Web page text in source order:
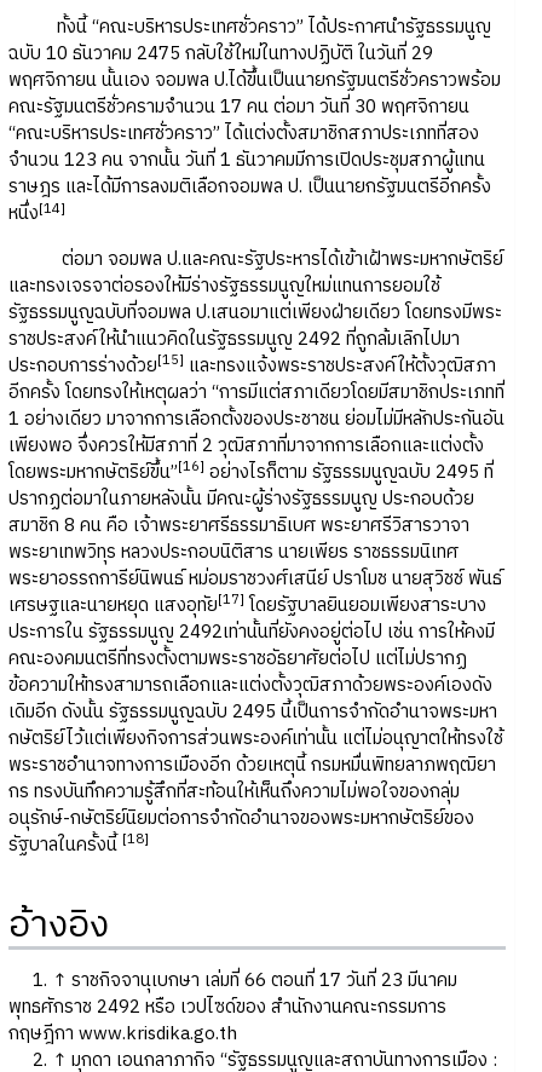
ทั้งนี้ “คณะบริหารประเทศชั่วคราว” ได้ประกาศนำรัฐธรรมนูญ
ฉบับ 10 ธันวาคม 2475 กลับใช้ใหม่ในทางปฏิบัติ ในวันที่ 29
พฤศจิกายน นั้นเอง จอมพล ป.ได้ขึ้นเป็นนายกรัฐมนตรีชั่วคราวพร้อม
คณะรัฐมนตรีชั่วครามจำนวน 17 คน ต่อมา วันที่ 30 พฤศจิกายน
“คณะบริหารประเทศชั่วคราว” ได้แต่งตั้งสมาชิกสภาประเภทที่สอง
จำนวน 123 คน จากนั้น วันที่ 1 ธันวาคมมีการเปิดประชุมสภาผู้แทน
ราษฎร และได้มีการลงมติเลือกจอมพล ป. เป็นนายกรัฐมนตรีอีกครั้ง
หนึ่ง[14]
ต่อมา จอมพล ป.และคณะรัฐประหารได้เข้าเฝ้าพระมหากษัตริย์
และทรงเจรจาต่อรองให้มีร่างรัฐธรรมนูญใหม่แทนการยอมใช้
รัฐธรรมนูญฉบับที่จอมพล ป.เสนอมาแต่เพียงฝ่ายเดียว โดยทรงมีพระ
ราชประสงค์ให้นำแนวคิดในรัฐธรรมนูญ 2492 ที่ถูกล้มเลิกไปมา
ประกอบการร่างด้วย[15] และทรงแจ้งพระราชประสงค์ให้ตั้งวุฒิสภา
อีกครั้ง โดยทรงให้เหตุผลว่า “การมีแต่สภาเดียวโดยมีสมาชิกประเภทที่
1 อย่างเดียว มาจากการเลือกตั้งของประชาชน ย่อมไม่มีหลักประกันอัน
เพียงพอ จึ่งควรให้มีสภาที่ 2 วุฒิสภาที่มาจากการเลือกและแต่งตั้ง
โดยพระมหากษัตริย์ขึ้น”[16] อย่างไรก็ตาม รัฐธรรมนูญฉบับ 2495 ที่
ปรากฏต่อมาในภายหลังนั้น มีคณะผู้ร่างรัฐธรรมนูญ ประกอบด้วย
สมาชิก 8 คน คือ เจ้าพระยาศรีธรรมาธิเบศ พระยาศรีวิสารวาจา
พระยาเทพวิทุร หลวงประกอบนิติสาร นายเพียร ราชธรรมนิเทศ
พระยาอรรถการีย์นิพนธ์ หม่อมราชวงศ์เสนีย์ ปราโมช นายสุวิชช์ พันธ์
เศรษฐและนายหยุด แสงอุทัย[17] โดยรัฐบาลยินยอมเพียงสาระบาง
ประการใน รัฐธรรมนูญ 2492เท่านั้นที่ยังคงอยู่ต่อไป เช่น การให้คงมี
คณะองคมนตรีที่ทรงตั้งตามพระราชอัธยาศัยต่อไป แต่ไม่ปรากฏ
ข้อความให้ทรงสามารถเลือกและแต่งตั้งวุฒิสภาด้วยพระองค์เองดัง
เดิมอีก ดังนั้น รัฐธรรมนูญฉบับ 2495 นี้เป็นการจำกัดอำนาจพระมหา
กษัตริย์ไว้แต่เพียงกิจการส่วนพระองค์เท่านั้น แต่ไม่อนุญาตให้ทรงใช้
พระราชอำนาจทางการเมืองอีก ด้วยเหตุนี้ กรมหมื่นพิทยลาภพฤฒิยา
กร ทรงบันทึกความรู้สึกที่สะท้อนให้เห็นถึงความไม่พอใจของกลุ่ม
อนุรักษ์-กษัตริย์นิยมต่อการจำกัดอำนาจของพระมหากษัตริย์ของ
รัฐบาลในครั้งนี้ [18]
อ้างอิง
1. ↑ ราชกิจจานุเบกษา เล่มที่ 66 ตอนที่ 17 วันที่ 23 มีนาคม
พุทธศักราช 2492 หรือ เวปไซด์ของ สำนักงานคณะกรรมการ
กฤษฎีกา www.krisdika.go.th
2. ↑ มุกดา เอนกลาภากิจ “รัฐธรรมนูญและสถาบันทางการเมือง :